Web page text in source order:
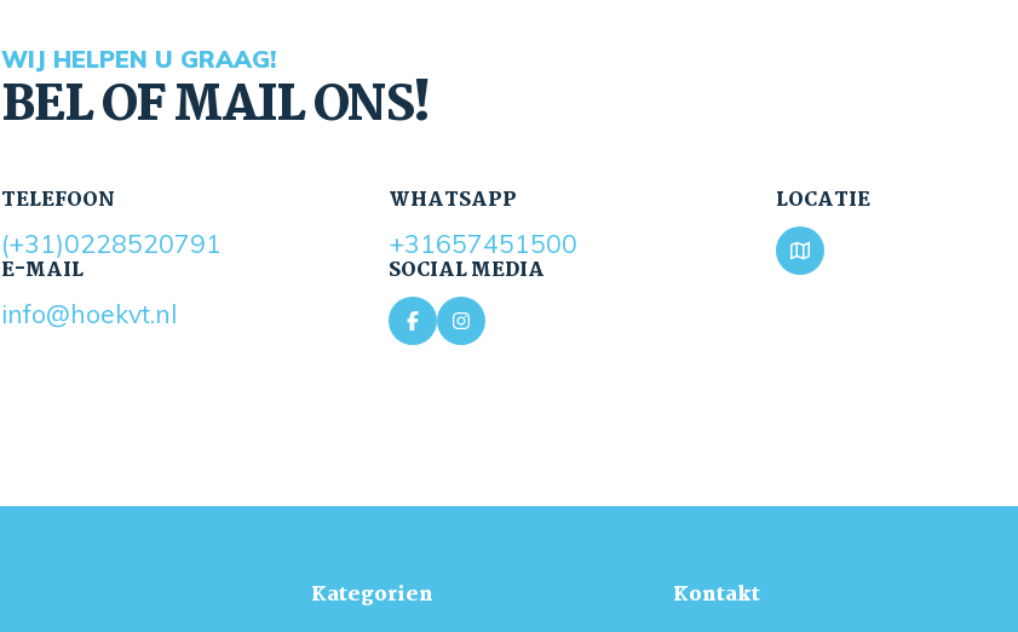
WIJ HELPEN U GRAAG!
BEL OF MAIL ONS!
TELEFOON
(+31)0228520791
E-MAIL
info@hoekvt.nl
WHATSAPP
+31657451500
SOCIAL MEDIA
LOCATIE
Kategorien Kontakt